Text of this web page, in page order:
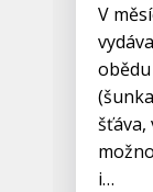
V
šťáva,
i…